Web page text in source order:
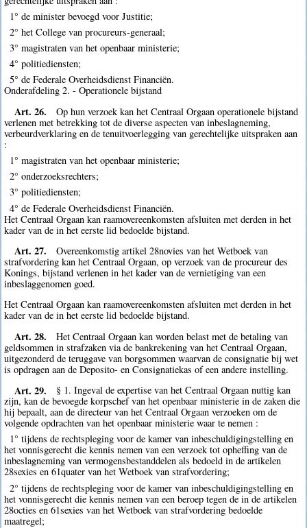
1° de minister bevoegd voor Justitie;
2° het College van procureurs-generaal;
3° magistraten van het openbaar ministerie;
4° politiediensten;
5° de Federale Overheidsdienst Financiën.
Onderafdeling 2. - Operationele bijstand
Art. 26.
Op hun verzoek kan het Centraal Orgaan operationele bijstand
verlenen met betrekking tot de diverse aspecten van inbeslagneming,
verbeurdverklaring en de tenuitvoerlegging van gerechtelijke uitspraken aan
:
1° magistraten van het openbaar ministerie;
2° onderzoeksrechters;
3° politiediensten;
4° de Federale Overheidsdienst Financiën.
Het Centraal Orgaan kan raamovereenkomsten afsluiten met derden in het
kader van de in het eerste lid bedoelde bijstand.
Art. 27.
Overeenkomstig artikel 28novies van het Wetboek van
strafvordering kan het Centraal Orgaan, op verzoek van de procureur des
Konings, bijstand verlenen in het kader van de vernietiging van een
inbeslaggenomen goed.
Het Centraal Orgaan kan raamovereenkomsten afsluiten met derden in het
kader van de in het eerste lid bedoelde bijstand.
Art. 28.
Het Centraal Orgaan kan worden belast met de betaling van
geldsommen in strafzaken via de bankrekening van het Centraal Orgaan,
uitgezonderd de teruggave van borgsommen waarvan de consignatie bij wet
is opdragen aan de Deposito- en Consignatiekas of een andere instelling.
Art. 29.
§ 1. Ingeval de expertise van het Centraal Orgaan nuttig kan
zijn, kan de bevoegde korpschef van het openbaar ministerie in de zaken die
hij bepaalt, aan de directeur van het Centraal Orgaan verzoeken om de
volgende opdrachten van het openbaar ministerie waar te nemen :
1° tijdens de rechtspleging voor de kamer van inbeschuldigingstelling en
het vonnisgerecht die kennis nemen van een verzoek tot opheffing van de
inbeslagneming van vermogensbestanddelen als bedoeld in de artikelen
28sexies en 61quater van het Wetboek van strafvordering;
2° tijdens de rechtspleging voor de kamer van inbeschuldigingstelling en
het vonnisgerecht die kennis nemen van een beroep tegen de in de artikelen
28octies en 61sexies van het Wetboek van strafvordering bedoelde
maatregel;